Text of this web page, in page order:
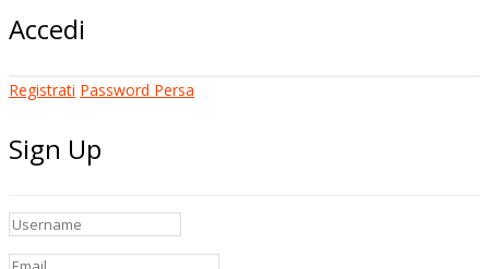
Accedi
Registrati Password Persa
Sign Up